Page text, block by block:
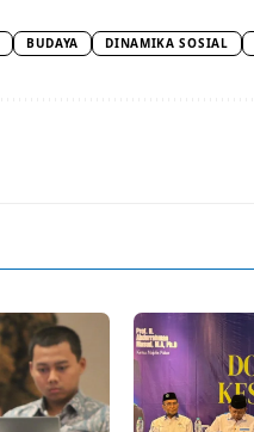
BUDAYA DINAMIKA SOSIAL